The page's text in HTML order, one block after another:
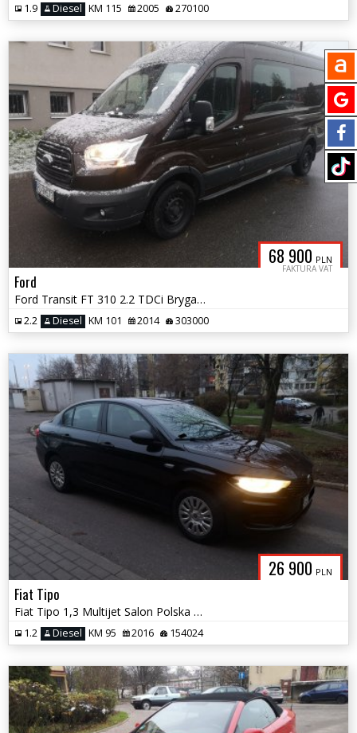
1.9 Diesel KM 115 2005 270100
68 900 PLN
FAKTURA VAT
Ford
Ford Transit FT 310 2.2 TDCi Brygadówka 6 Osób Zamiana 23%
2.2 Diesel KM 101 2014 303000
26 900 PLN
Fiat Tipo
Fiat Tipo 1,3 Multijet Salon Polska Zamiana
1.2 Diesel KM 95 2016 154024